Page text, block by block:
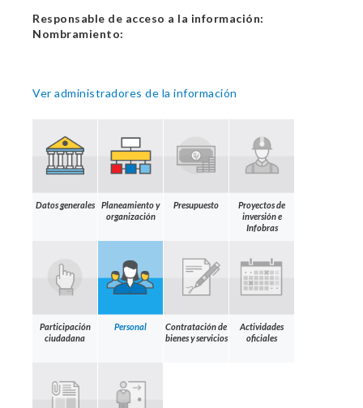
Responsable de acceso a la información:
Nombramiento:
Ver administradores de la información
Datos generales
Planeamiento y
organización
Presupuesto
Proyectos de
inversión e
Infobras
Participación
ciudadana
Personal
Contratación de
bienes y servicios
Actividades
oficiales